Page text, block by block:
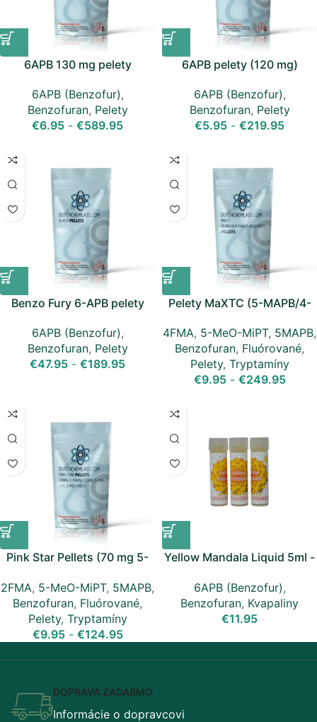
6APB 130 mg pelety
6APB (Benzofur),
Benzofuran, Pelety
€6.95 - €589.95
6APB pelety (120 mg)
6APB (Benzofur),
Benzofuran, Pelety
€5.95 - €219.95
Benzo Fury 6-APB pelety
6APB (Benzofur),
Benzofuran, Pelety
€47.95 - €189.95
Pelety MaXTC (5-MAPB/4-
4FMA, 5-MeO-MiPT, 5MAPB,
Benzofuran, Fluórované,
Pelety, Tryptamíny
€9.95 - €249.95
Pink Star Pellets (70 mg 5-
5-MeO-MiPT)
2FMA, 5-MeO-MiPT, 5MAPB,
Benzofuran, Fluórované,
Pelety, Tryptamíny
€9.95 - €124.95
Yellow Mandala Liquid 5ml -
6APB (Benzofur),
Benzofuran, Kvapaliny
€11.95
DOPRAVA ZADARMO
Informácie o dopravcovi